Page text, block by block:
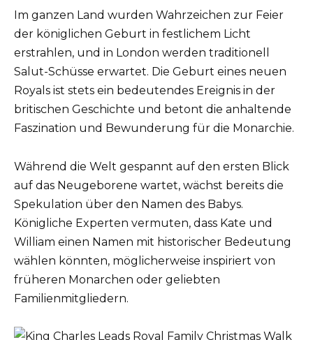
Im ganzen Land wurden Wahrzeichen zur Feier
der königlichen Geburt in festlichem Licht
erstrahlen, und in London werden traditionell
Salut-Schüsse erwartet. Die Geburt eines neuen
Royals ist stets ein bedeutendes Ereignis in der
britischen Geschichte und betont die anhaltende
Faszination und Bewunderung für die Monarchie.
Während die Welt gespannt auf den ersten Blick
auf das Neugeborene wartet, wächst bereits die
Spekulation über den Namen des Babys.
Königliche Experten vermuten, dass Kate und
William einen Namen mit historischer Bedeutung
wählen könnten, möglicherweise inspiriert von
früheren Monarchen oder geliebten
Familienmitgliedern.